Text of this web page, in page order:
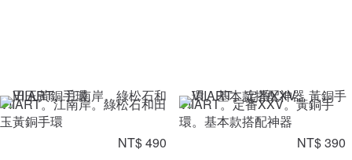
VIIART。江南岸。綠松石和田
玉黃銅手環
NT$ 490
VIIART。定番XXV。黃銅手
環。基本款搭配神器
NT$ 390